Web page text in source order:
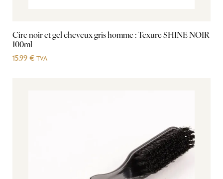
Cire noir et gel cheveux gris homme : Texure SHINE NOIR
100ml
15.99 € TVA